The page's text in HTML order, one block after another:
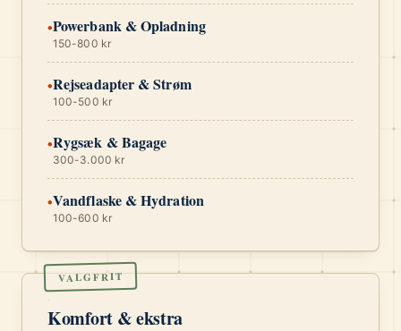
•Powerbank & Opladning
150-800 kr
•Rejseadapter & Strøm
100-500 kr
•Rygsæk & Bagage
300-3.000 kr
•Vandflaske & Hydration
100-600 kr
VALGFRIT
Komfort & ekstra